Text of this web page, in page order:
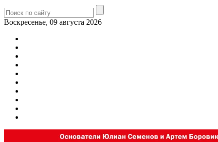
Воскресенье, 09 августа 2026